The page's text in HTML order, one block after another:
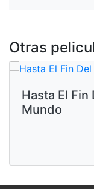
Otras
Hasta El Fin
Mundo